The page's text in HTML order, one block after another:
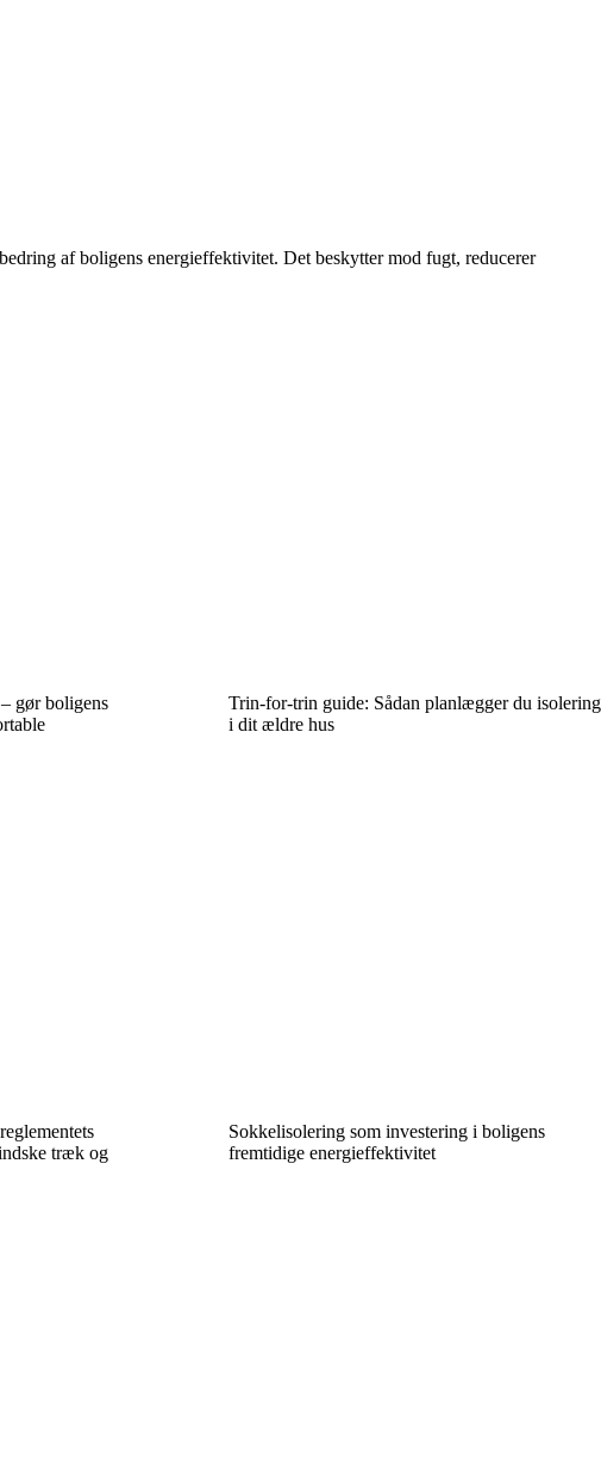
af boligens energieffektivitet. Det beskytter mod fugt, reducerer
gør boligens
Trin-for-trin guide: Sådan planlægger du isolering
i dit ældre hus
træk og
Sokkelisolering som investering i boligens
fremtidige energieffektivitet